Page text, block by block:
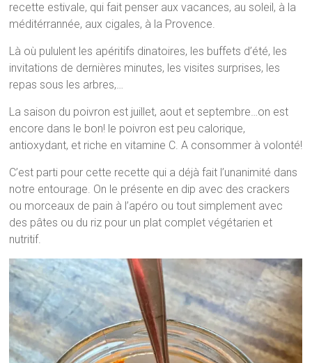
recette estivale, qui fait penser aux vacances, au soleil, à la
méditérrannée, aux cigales, à la Provence.
Là où pululent les apéritifs dinatoires, les buffets d’été, les
invitations de dernières minutes, les visites surprises, les
repas sous les arbres,…
La saison du poivron est juillet, aout et septembre…on est
encore dans le bon! le poivron est peu calorique,
antioxydant, et riche en vitamine C. A consommer à volonté!
C’est parti pour cette recette qui a déjà fait l’unanimité dans
notre entourage. On le présente en dip avec des crackers
ou morceaux de pain à l’apéro ou tout simplement avec
des pâtes ou du riz pour un plat complet végétarien et
nutritif.